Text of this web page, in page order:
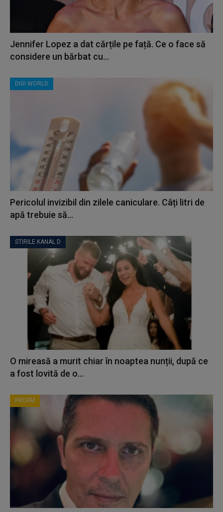
Jennifer Lopez a dat cărțile pe față. Ce o face să
considere un bărbat cu...
DIGI WORLD
Pericolul invizibil din zilele caniculare. Câți litri de
apă trebuie să...
STIRILE KANAL D
O mireasă a murit chiar în noaptea nunții, după ce
a fost lovită de o...
PROFM